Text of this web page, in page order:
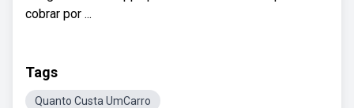
cobrar por ...
Tags
Quanto Custa UmCarro